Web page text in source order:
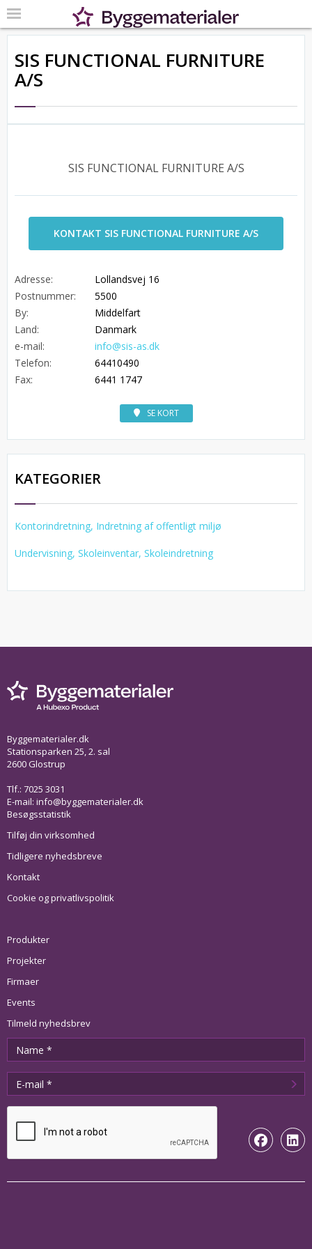
SIS FUNCTIONAL FURNITURE
A/S
SIS FUNCTIONAL FURNITURE A/S
KONTAKT SIS FUNCTIONAL FURNITURE A/S
Adresse:
Lollandsvej 16
Postnummer:
5500
By:
Middelfart
Land:
Danmark
e-mail:
info@sis-as.dk
Telefon:
64410490
Fax:
6441 1747
SE KORT
KATEGORIER
Kontorindretning, Indretning af offentligt miljø
Undervisning, Skoleinventar, Skoleindretning
Byggematerialer.dk
Stationsparken 25, 2. sal
2600 Glostrup
Tlf.: 7025 3031
E-mail: info@byggematerialer.dk
Besøgsstatistik
Tilføj din virksomhed
Tidligere nyhedsbreve
Kontakt
Cookie og privatlivspolitik
Produkter
Projekter
Firmaer
Events
Tilmeld nyhedsbrev